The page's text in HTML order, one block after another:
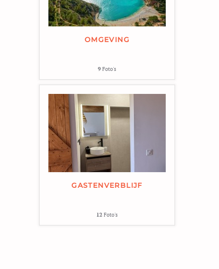
OMGEVING
9 Foto's
GASTENVERBLIJF
12 Foto's